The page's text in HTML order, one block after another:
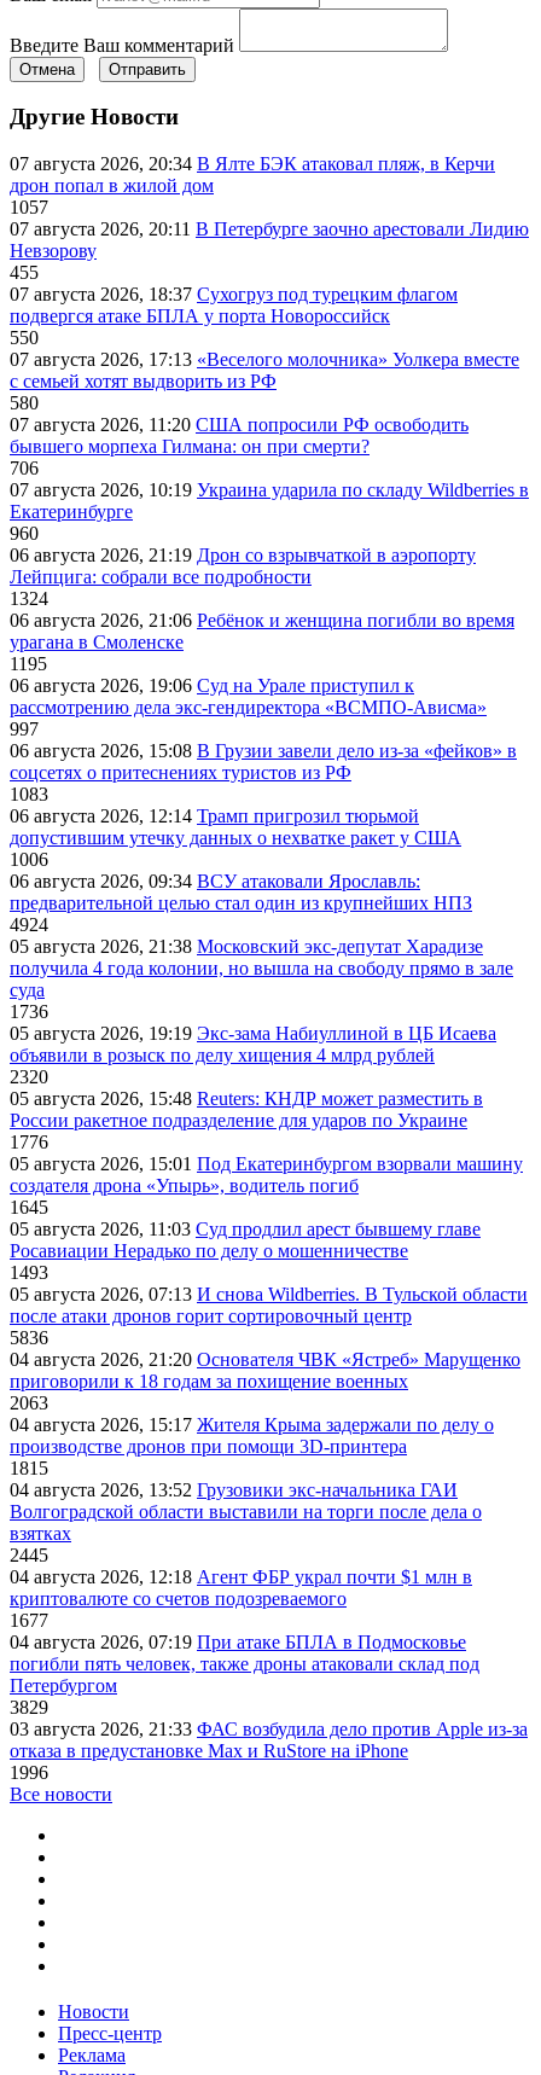
Введите Ваш комментарий
Отмена Отправить
Другие Новости
07 августа 2026, 20:34 В Ялте БЭК атаковал пляж, в Керчи
дрон попал в жилой дом
1057
07 августа 2026, 20:11 В Петербурге заочно арестовали Лидию
Невзорову
455
07 августа 2026, 18:37 Сухогруз под турецким флагом
подвергся атаке БПЛА у порта Новороссийск
550
07 августа 2026, 17:13 «Веселого молочника» Уолкера вместе
с семьей хотят выдворить из РФ
580
07 августа 2026, 11:20 США попросили РФ освободить
бывшего морпеха Гилмана: он при смерти?
706
07 августа 2026, 10:19 Украина ударила по складу Wildberries в
Екатеринбурге
960
06 августа 2026, 21:19 Дрон со взрывчаткой в аэропорту
Лейпцига: собрали все подробности
1324
06 августа 2026, 21:06 Ребёнок и женщина погибли во время
урагана в Смоленске
1195
06 августа 2026, 19:06 Суд на Урале приступил к
рассмотрению дела экс-гендиректора «ВСМПО-Ависма»
997
06 августа 2026, 15:08 В Грузии завели дело из-за «фейков» в
соцсетях о притеснениях туристов из РФ
1083
06 августа 2026, 12:14 Трамп пригрозил тюрьмой
допустившим утечку данных о нехватке ракет у США
1006
06 августа 2026, 09:34 ВСУ атаковали Ярославль:
предварительной целью стал один из крупнейших НПЗ
4924
05 августа 2026, 21:38 Московский экс-депутат Харадизе
получила 4 года колонии, но вышла на свободу прямо в зале
суда
1736
05 августа 2026, 19:19 Экс-зама Набиуллиной в ЦБ Исаева
объявили в розыск по делу хищения 4 млрд рублей
2320
05 августа 2026, 15:48 Reuters: КНДР может разместить в
России ракетное подразделение для ударов по Украине
1776
05 августа 2026, 15:01 Под Екатеринбургом взорвали машину
создателя дрона «Упырь», водитель погиб
1645
05 августа 2026, 11:03 Суд продлил арест бывшему главе
Росавиации Нерадько по делу о мошенничестве
1493
05 августа 2026, 07:13 И снова Wildberries. В Тульской области
после атаки дронов горит сортировочный центр
5836
04 августа 2026, 21:20 Основателя ЧВК «Ястреб» Марущенко
приговорили к 18 годам за похищение военных
2063
04 августа 2026, 15:17 Жителя Крыма задержали по делу о
производстве дронов при помощи 3D‑принтера
1815
04 августа 2026, 13:52 Грузовики экс-начальника ГАИ
Волгоградской области выставили на торги после дела о
взятках
2445
04 августа 2026, 12:18 Агент ФБР украл почти $1 млн в
криптовалюте со счетов подозреваемого
1677
04 августа 2026, 07:19 При атаке БПЛА в Подмосковье
погибли пять человек, также дроны атаковали склад под
Петербургом
3829
03 августа 2026, 21:33 ФАС возбудила дело против Apple из-за
отказа в предустановке Max и RuStore на iPhone
1996
Все новости
Новости
Пресс-центр
Реклама